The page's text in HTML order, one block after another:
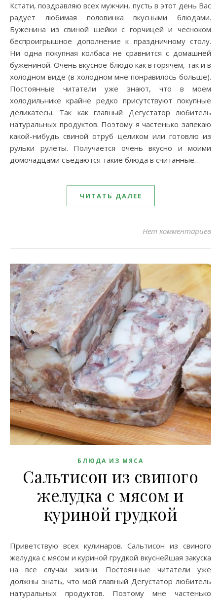
Кстати, поздравляю всех мужчин, пусть в этот день Вас
радует любимая половинка вкусными блюдами.
Буженина из свиной шейки с горчицей и чесноком
беспроигрышное дополнение к праздничному столу.
Ни одна покупная колбаса не сравнится с домашней
бужениной. Очень вкусное блюдо как в горячем, так и в
холодном виде (в холодном мне понравилось больше).
Постоянные читатели уже знают, что в моем
холодильнике крайне редко присутствуют покупные
деликатесы. Так как главный Дегустатор любитель
натуральных продуктов. Поэтому я частенько запекаю
какой-нибудь свиной отруб целиком или готовлю из
рульки рулеты. Получается очень вкусно и моими
домочадцами съедаются такие блюда в считанные…
ЧИТАТЬ ДАЛЕЕ
Нет комментариев
БЛЮДА ИЗ МЯСА
Сальтисон из свиного
желудка с мясом и
куриной грудкой
Приветствую всех кулинаров. Сальтисон из свиного
желудка с мясом и куриной грудкой вкуснейшая закуска
на все случаи жизни. Постоянные читатели уже
должны знать, что мой главный Дегустатор любитель
натуральных продуктов. Поэтому мне частенько